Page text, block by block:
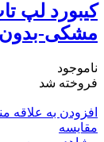
مشکی-
ناموجود
فروخته شد
افزودن به علاقه
مقایسه